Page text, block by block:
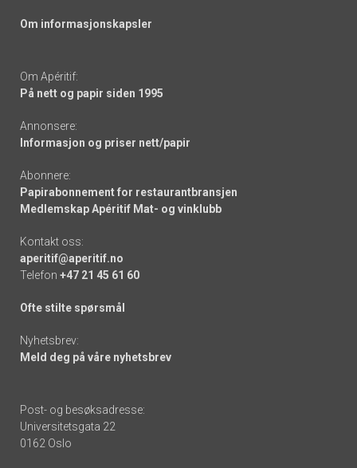
Om informasjonskapsler
Om Apéritif:
På nett og papir siden 1995
Annonsere:
Informasjon og priser nett/papir
Abonnere:
Papirabonnement for restaurantbransjen
Medlemskap Apéritif Mat- og vinklubb
Kontakt oss:
aperitif@aperitif.no
Telefon +47 21 45 61 60
Ofte stilte spørsmål
Nyhetsbrev:
Meld deg på våre nyhetsbrev
Post- og besøksadresse:
Universitetsgata 22
0162 Oslo